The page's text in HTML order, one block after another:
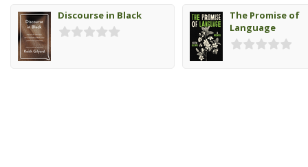
Discourse in Black
The Promise of
Language